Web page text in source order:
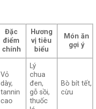
Đặc
điểm
chính
Hương
vị tiêu
biểu
Món ăn
gợi ý
Vỏ
dày,
tannin
cao
Lý
chua
đen,
gỗ sồi,
thuốc
Bò bít tết,
cừu